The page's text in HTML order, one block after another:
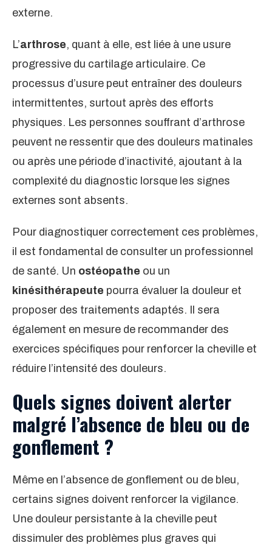
externe.
L’arthrose, quant à elle, est liée à une usure
progressive du cartilage articulaire. Ce
processus d’usure peut entraîner des douleurs
intermittentes, surtout après des efforts
physiques. Les personnes souffrant d’arthrose
peuvent ne ressentir que des douleurs matinales
ou après une période d’inactivité, ajoutant à la
complexité du diagnostic lorsque les signes
externes sont absents.
Pour diagnostiquer correctement ces problèmes,
il est fondamental de consulter un professionnel
de santé. Un ostéopathe ou un
kinésithérapeute pourra évaluer la douleur et
proposer des traitements adaptés. Il sera
également en mesure de recommander des
exercices spécifiques pour renforcer la cheville et
réduire l’intensité des douleurs.
Quels signes doivent alerter
malgré l’absence de bleu ou de
gonflement ?
Même en l’absence de gonflement ou de bleu,
certains signes doivent renforcer la vigilance.
Une douleur persistante à la cheville peut
dissimuler des problèmes plus graves qui